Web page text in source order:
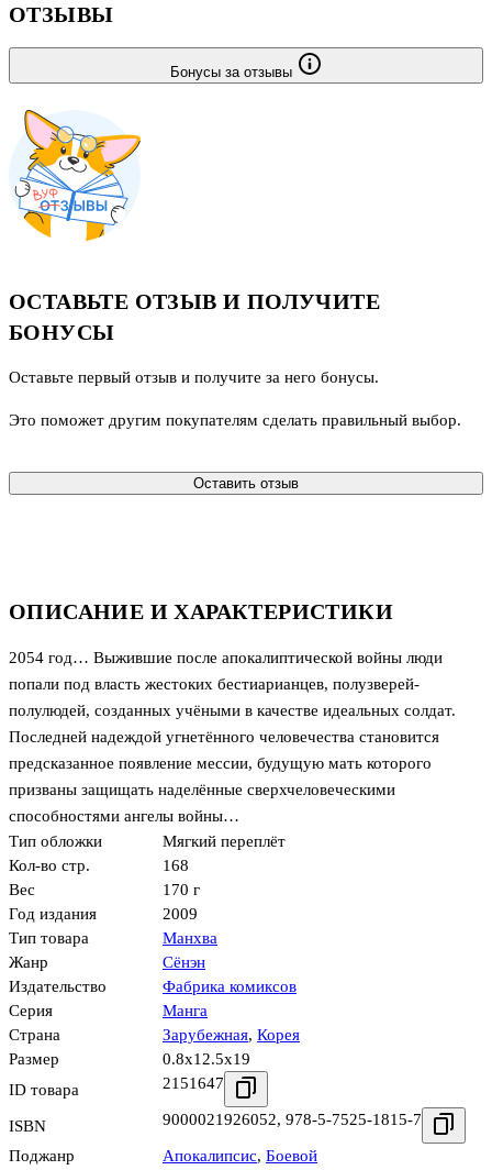
ОПИСАНИЕ И ХАРАКТЕРИСТИКИ
2054 год… Выжившие после апокалиптической войны люди
попали под власть жестоких бестиарианцев, полузверей-
полулюдей, созданных учёными в качестве идеальных солдат.
Последней надеждой угнетённого человечества становится
предсказанное появление мессии, будущую мать которого
призваны защищать наделённые сверхчеловеческими
способностями ангелы войны…
Тип обложки
Мягкий переплёт
Кол-во стр.
168
Вес
170 г
Год издания
2009
Тип товара
Манхва
Жанр
Сёнэн
Издательство
Фабрика комиксов
Серия
Манга
Страна
Зарубежная, Корея
Размер
0.8x12.5x19
ID товара
2151647
ISBN 9000021926052, 978-5-7525-1815-7
Поджанр Апокалипсис, Боевой
ОТЗЫВЫ
Бонусы за отзывы
ОСТАВЬТЕ ОТЗЫВ И ПОЛУЧИТЕ
БОНУСЫ
Оставьте первый отзыв и получите за него бонусы.
Это поможет другим покупателям сделать правильный выбор.
Оставить отзыв